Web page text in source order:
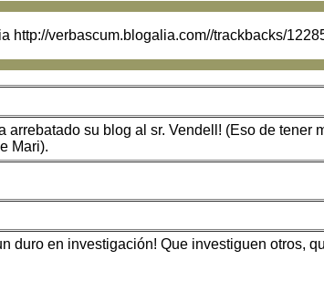
http://verbascum.blogalia.com//trackbacks/
arrebatado su blog al sr. Vendell! (Eso de
Mari).
duro en investigación! Que investiguen otros,